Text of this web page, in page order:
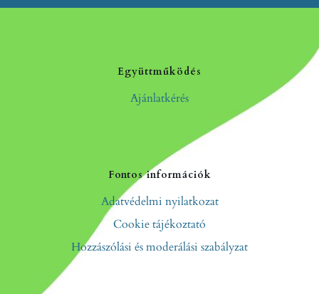
Együttműködés
Ajánlatkérés
Fontos információk
Adatvédelmi nyilatkozat
Cookie tájékoztató
Hozzászólási és moderálási szabályzat